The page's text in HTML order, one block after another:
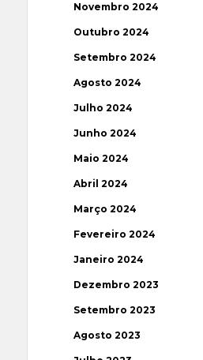
Novembro 2024
Outubro 2024
Setembro 2024
Agosto 2024
Julho 2024
Junho 2024
Maio 2024
Abril 2024
Março 2024
Fevereiro 2024
Janeiro 2024
Dezembro 2023
Setembro 2023
Agosto 2023